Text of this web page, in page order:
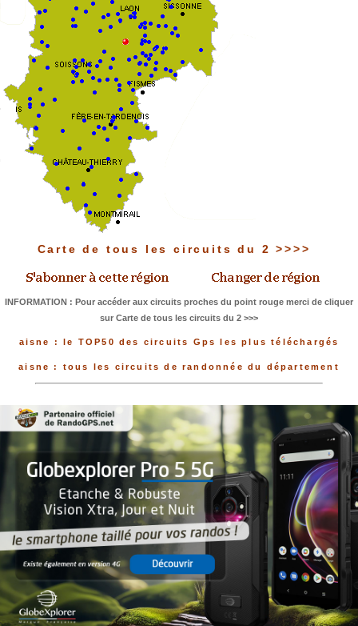
Carte de tous les circuits du 2 >>>>
INFORMATION : Pour accéder aux circuits proches du point rouge merci de cliquer
sur Carte de tous les circuits du 2 >>>
aisne : le TOP50 des circuits Gps les plus téléchargés
aisne : tous les circuits de randonnée du département